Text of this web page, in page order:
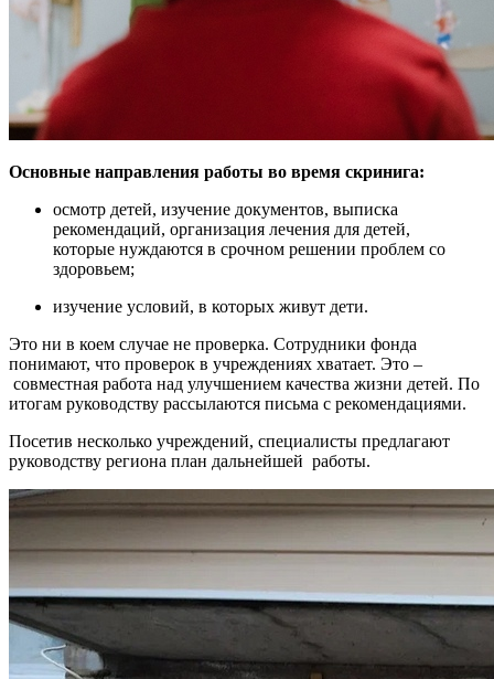
Основные направления работы во время скринига:
осмотр детей, изучение документов, выписка
рекомендаций, организация лечения для детей,
которые нуждаются в срочном решении проблем со
здоровьем;
изучение условий, в которых живут дети.
Это ни в коем случае не проверка. Сотрудники фонда
понимают, что проверок в учреждениях хватает. Это –
совместная работа над улучшением качества жизни детей. По
итогам руководству рассылаются письма с рекомендациями.
Посетив несколько учреждений, специалисты предлагают
руководству региона план дальнейшей работы.